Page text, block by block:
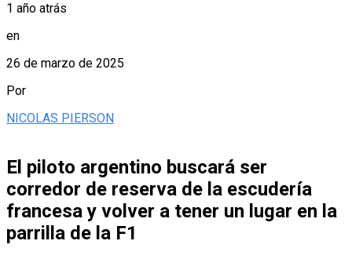
1 año atrás
en
26 de marzo de 2025
Por
NICOLAS PIERSON
El piloto argentino buscará ser
corredor de reserva de la escudería
francesa y volver a tener un lugar en la
parrilla de la F1